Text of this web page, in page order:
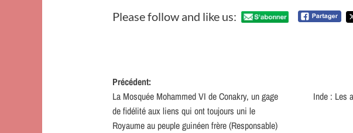
Please follow and like us:
Navigation
d’article
Précédent:
La Mosquée Mohammed VI de Conakry, un gage
de fidélité aux liens qui ont toujours uni le
Royaume au peuple guinéen frère (Responsable)
Inde : Les